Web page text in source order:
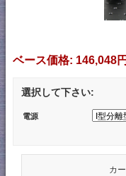
ベース価格: 146,048円
選択して下さい:
電源
カ